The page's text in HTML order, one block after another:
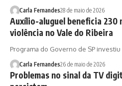
Carla Fernandes28 de maio de 2026
Auxílio-aluguel beneficia 230
violência no Vale do Ribeira
Programa do Governo de SP
Carla Fernandes26 de maio de 2026
Problemas no sinal da TV